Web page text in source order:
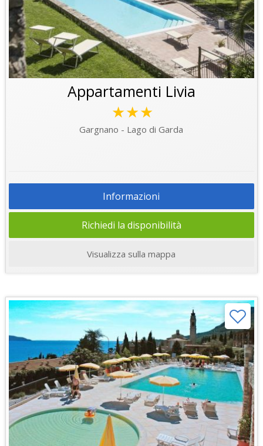
Appartamenti Livia
★★★
Gargnano - Lago di Garda
Informazioni
Richiedi la disponibilità
Visualizza sulla mappa